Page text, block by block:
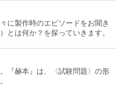
『赫本』は、〈試験問題〉の形
を担う若きクリエイター達の姿
探っていきます。